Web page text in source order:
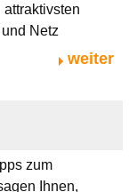
Netz
weiter
zum
Ihnen,